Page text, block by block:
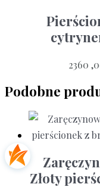
2360
Podobne
Złoty